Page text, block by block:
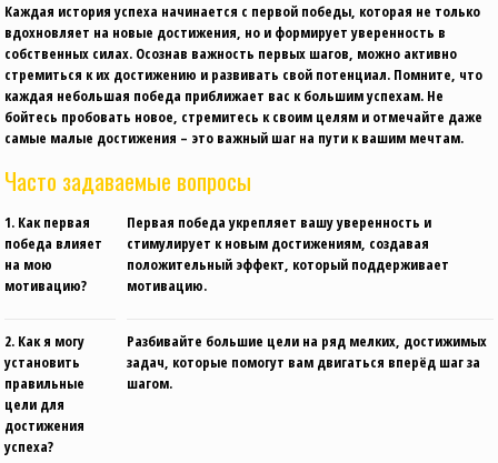
Каждая история успеха начинается с первой победы, которая не только
вдохновляет на новые достижения, но и формирует уверенность в
собственных силах. Осознав важность первых шагов, можно активно
стремиться к их достижению и развивать свой потенциал. Помните, что
каждая небольшая победа приближает вас к большим успехам. Не
бойтесь пробовать новое, стремитесь к своим целям и отмечайте даже
самые малые достижения – это важный шаг на пути к вашим мечтам.
Часто задаваемые вопросы
1. Как первая
победа влияет
на мою
мотивацию?
Первая победа укрепляет вашу уверенность и
стимулирует к новым достижениям, создавая
положительный эффект, который поддерживает
мотивацию.
2. Как я могу
установить
правильные
цели для
достижения
успеха?
Разбивайте большие цели на ряд мелких, достижимых
задач, которые помогут вам двигаться вперёд шаг за
шагом.